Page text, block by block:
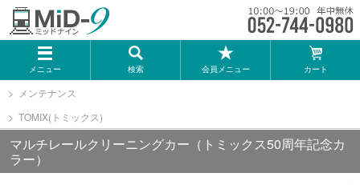
メニュー 検索 会員メニュー カート
メーカー一覧
TOMIX
KATO
GREENMAX
メンテナンス
TOMIX(トミックス)
マルチレールクリーニングカー（トミックス50周年記念カ
ラー）